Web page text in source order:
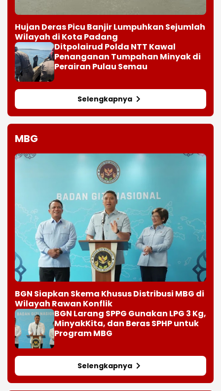
Hujan Deras Picu Banjir Lumpuhkan Sejumlah
Wilayah di Kota Padang
Ditpolairud Polda NTT Kawal
Penanganan Tumpahan Minyak di
Perairan Pulau Semau
Selengkapnya
MBG
BGN Siapkan Skema Khusus Distribusi MBG di
Wilayah Rawan Konflik
BGN Larang SPPG Gunakan LPG 3 Kg,
MinyakKita, dan Beras SPHP untuk
Program MBG
Selengkapnya